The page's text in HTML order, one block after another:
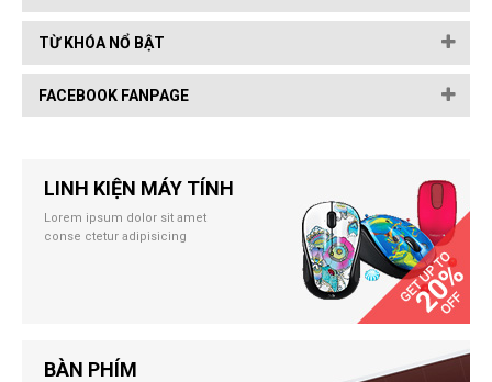
TỪ KHÓA NỔ BẬT
FACEBOOK FANPAGE
LINH KIỆN MÁY TÍNH
Lorem ipsum dolor sit amet
conse ctetur adipisicing
BÀN PHÍM